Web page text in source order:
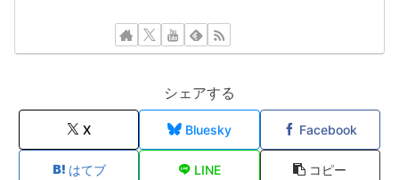
シェアする
X Bluesky Facebook
はてブ LINE コピー